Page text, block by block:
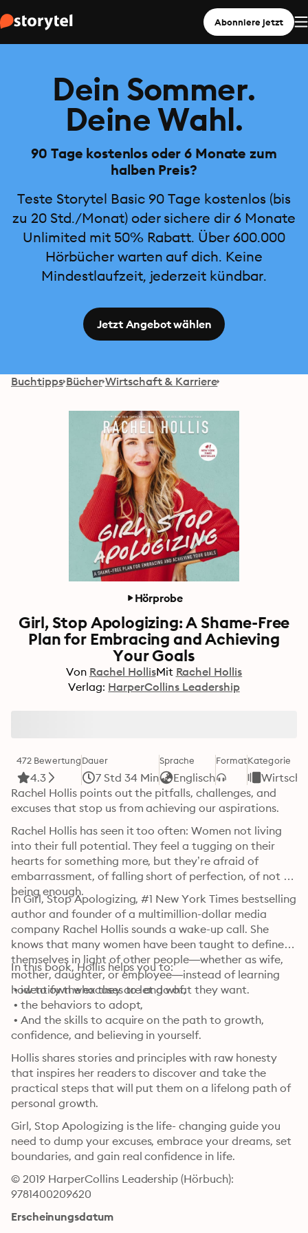
Abonniere jetzt
Dein Sommer.
Deine Wahl.
90 Tage kostenlos oder 6 Monate zum
halben Preis?
Teste Storytel Basic 90 Tage kostenlos (bis
zu 20 Std./Monat) oder sichere dir 6 Monate
Unlimited mit 50% Rabatt. Über 600.000
Hörbücher warten auf dich. Keine
Mindestlaufzeit, jederzeit kündbar.
Jetzt Angebot wählen
Buchtipps Bücher Wirtschaft & Karriere
Hörprobe
Girl, Stop Apologizing: A Shame-Free
Plan for Embracing and Achieving
Your Goals
Von Rachel HollisMit Rachel Hollis
Verlag: HarperCollins Leadership
472 Bewertung
4.3
Dauer
7 Std 34 Min
Sprache
Englisch
FormatKategorie
Rachel Hollis points out the pitfalls, challenges, and
excuses that stop us from achieving our aspirations.
Rachel Hollis has seen it too often: Women not living
into their full potential. They feel a tugging on their
hearts for something more, but they’re afraid of
embarrassment, of falling short of perfection, of not
being enough.
In Girl, Stop Apologizing, #1 New York Times bestselling
author and founder of a multimillion-dollar media
company Rachel Hollis sounds a wake-up call. She
knows that many women have been taught to define
themselves in light of other people—whether as wife,
mother, daughter, or employee—instead of learning
how to own who they are and what they want.
In this book, Hollis helps you to:
• identify the excuses to let go of,
• the behaviors to adopt,
• And the skills to acquire on the path to growth,
confidence, and believing in yourself.
Hollis shares stories and principles with raw honesty
that inspires her readers to discover and take the
practical steps that will put them on a lifelong path of
personal growth.
Girl, Stop Apologizing is the life- changing guide you
need to dump your excuses, embrace your dreams, set
boundaries, and gain real confidence in life.
© 2019 HarperCollins Leadership (Hörbuch):
9781400209620
Erscheinungsdatum